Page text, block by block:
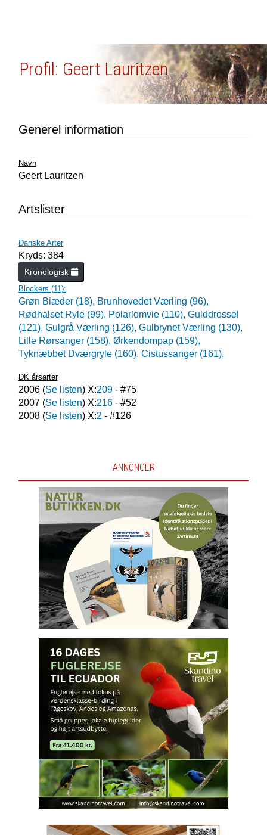
Profil: Geert Lauritzen
Generel information
Navn
Geert Lauritzen
Artslister
Danske Arter
Kryds: 384
Kronologisk
Blockers (11):
Grøn Biæder (18), Brunhovedet Værling (96),
Rødhalset Ryle (99), Polarlomvie (110), Gulddrossel
(121), Gulgrå Værling (126), Gulbrynet Værling (130),
Lille Rørsanger (158), Ørkendompap (159),
Tyknæbbet Dværgryle (160), Cistussanger (161),
DK årsarter
2006(Se listen) X:209- #75
2007(Se listen) X:216- #52
2008(Se listen) X:2 - #126
ANNONCER